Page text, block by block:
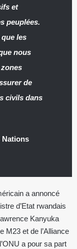
et
peuplées.
les
nous
de
civils dans
Nations
a annoncé
d’Etat rwandais
Kanyuka
M23 et de l’Alliance
a pour sa part